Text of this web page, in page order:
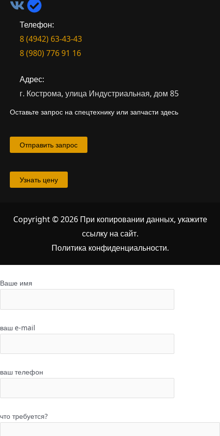
Телефон:
8 (4942) 63-43-43
8 (980) 776 91 16
Адрес:
г. Кострома, улица Индустриальная, дом 85
Оставьте запрос на спецтехнику или запчасти здесь
Отправить запрос
Узнать цену
Copyright © 2026 При копировании данных, укажите
ссылку на сайт.
Политика конфиденциальности.
Ваше имя
ваш e-mail
ваш телефон
что требуется?